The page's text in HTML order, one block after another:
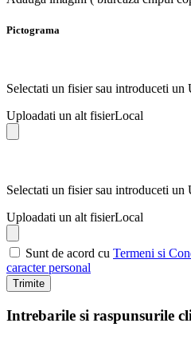
Pictograma
Selectati un fisier sau introduceti un
Uploadati un alt fisierLocal
Selectati un fisier sau introduceti un
Uploadati un alt fisierLocal
Sunt de acord cu Termeni si
caracter personal
Trimite
Intrebarile si raspunsurile